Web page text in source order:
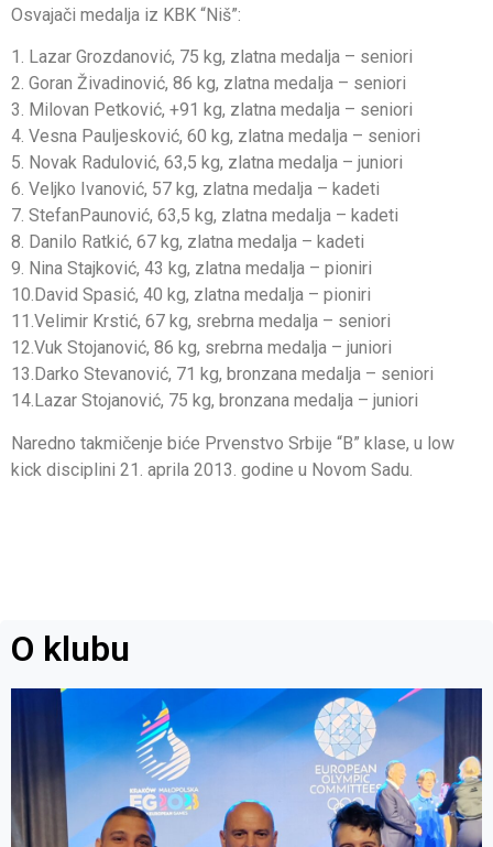
Osvajači medalja iz KBK “Niš”:
1. Lazar Grozdanović, 75 kg, zlatna medalja – seniori
2. Goran Živadinović, 86 kg, zlatna medalja – seniori
3. Milovan Petković, +91 kg, zlatna medalja – seniori
4. Vesna Pauljesković, 60 kg, zlatna medalja – seniori
5. Novak Radulović, 63,5 kg, zlatna medalja – juniori
6. Veljko Ivanović, 57 kg, zlatna medalja – kadeti
7. StefanPaunović, 63,5 kg, zlatna medalja – kadeti
8. Danilo Ratkić, 67 kg, zlatna medalja – kadeti
9. Nina Stajković, 43 kg, zlatna medalja – pioniri
10.David Spasić, 40 kg, zlatna medalja – pioniri
11.Velimir Krstić, 67 kg, srebrna medalja – seniori
12.Vuk Stojanović, 86 kg, srebrna medalja – juniori
13.Darko Stevanović, 71 kg, bronzana medalja – seniori
14.Lazar Stojanović, 75 kg, bronzana medalja – juniori
Naredno takmičenje biće Prvenstvo Srbije “B” klase, u low
kick disciplini 21. aprila 2013. godine u Novom Sadu.
O klubu